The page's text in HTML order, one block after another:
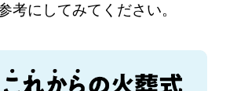
考にしてみてください。